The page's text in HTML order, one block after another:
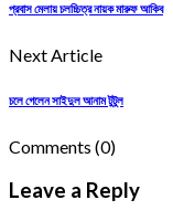
প্রবাস মেলায় চলচ্চিত্র নায়ক মারুফ আকিব
Next Article
চলে গেলেন সাইদুল আনাম টুটুল
Comments (0)
Leave a Reply